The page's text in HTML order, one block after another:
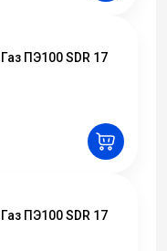
ПЭ100 SDR 17
ПЭ100 SDR 17